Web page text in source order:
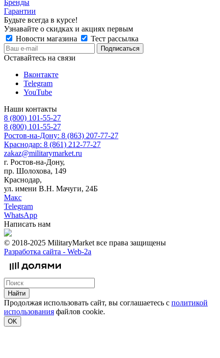
Бренды
Гарантии
Будьте всегда в курсе!
Узнавайте о скидках и акциях первым
Новости магазина
Тест рассылка
Оставайтесь на связи
Вконтакте
Telegram
YouTube
Наши контакты
8 (800) 101-55-27
8 (800) 101-55-27
Ростов-на-Дону: 8 (863) 207-77-27
Краснодар: 8 (861) 212-77-27
zakaz@militarymarket.ru
г. Ростов-на-Дону,
пр. Шолохова, 149
Краснодар,
ул. имени В.Н. Мачуги, 24Б
Макс
Telegram
WhatsApp
Написать нам
© 2018-2025 MilitaryMarket все права защищены
Разработка сайта - Web-2a
Найти
Продолжая использовать сайт, вы соглашаетесь с политикой
использования файлов cookie.
OK